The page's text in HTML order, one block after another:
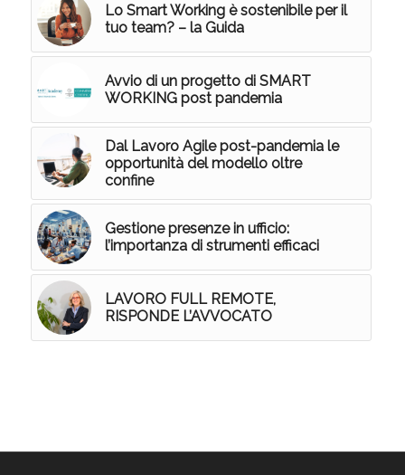
Lo Smart Working è sostenibile per il
tuo team? – la Guida
Avvio di un progetto di SMART
WORKING post pandemia
Dal Lavoro Agile post-pandemia le
opportunità del modello oltre
confine
Gestione presenze in ufficio:
l’importanza di strumenti efficaci
LAVORO FULL REMOTE,
RISPONDE L’AVVOCATO